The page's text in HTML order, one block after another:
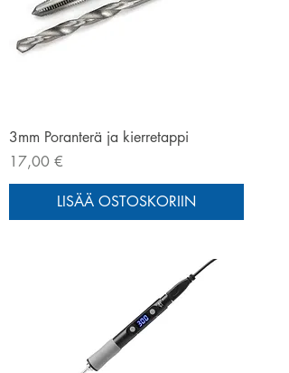
3mm Poranterä ja kierretappi
Hinta
17,00 €
LISÄÄ OSTOSKORIIN